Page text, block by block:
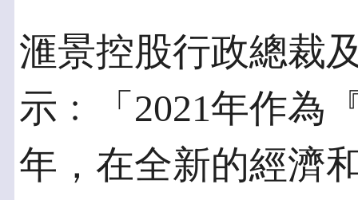
滙景控股行政總裁
示﹕「2021年作為
年，在全新的經濟